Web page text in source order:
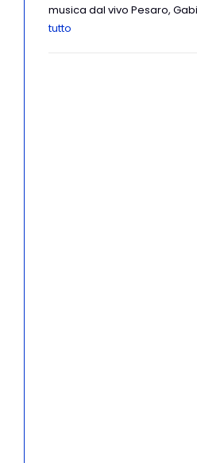
musica dal vivo Pesaro,
tutto